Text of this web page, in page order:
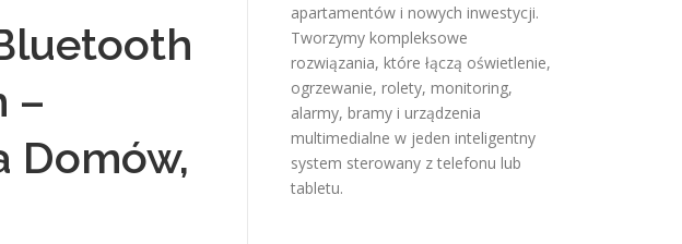
–
Domów,
apartamentów i nowych inwestycji.
Tworzymy kompleksowe
rozwiązania, które łączą oświetlenie,
ogrzewanie, rolety, monitoring,
alarmy, bramy i urządzenia
multimedialne w jeden inteligentny
system sterowany z telefonu lub
tabletu.